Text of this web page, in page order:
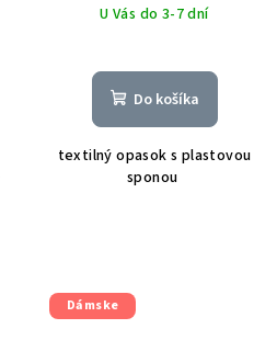
U Vás do 3-7 dní
Do košíka
textilný opasok s plastovou
sponou
Dámske